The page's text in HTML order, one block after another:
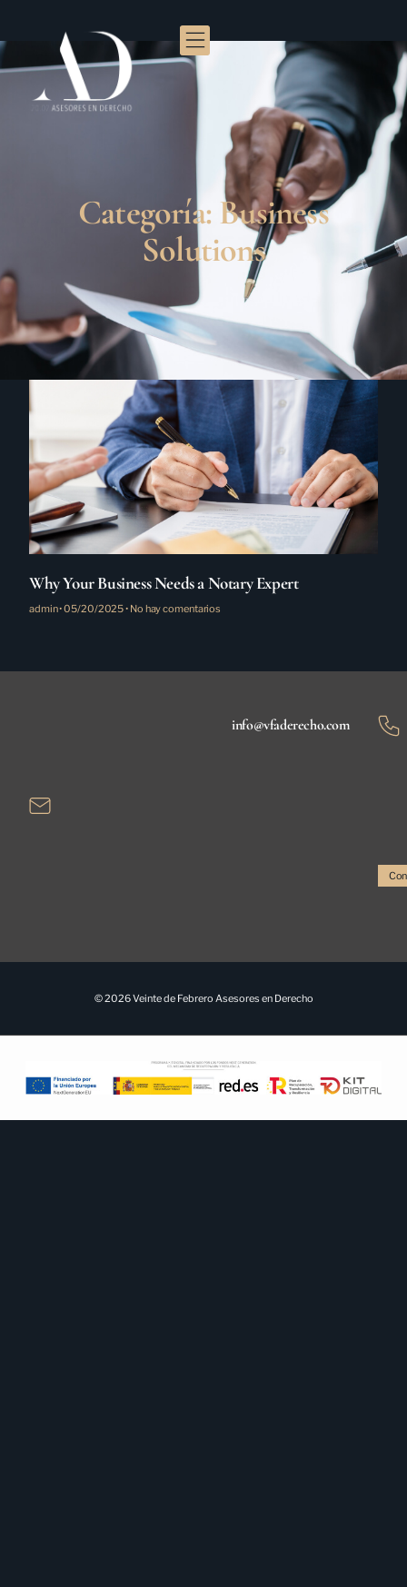
Categoría: Business
Solutions
Why Your Business Needs a Notary Expert
admin 05/20/2025 No hay comentarios
info@vfaderecho.com
© 2026 Veinte de Febrero Asesores en Derecho